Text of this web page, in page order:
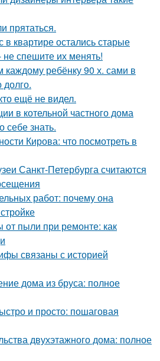
прятаться.
в квартире остались старые
не спешите их менять!
каждому ребёнку 90 х. сами в
ещё не видел.
в котельной частного дома
себе знать.
Кирова: что посмотреть в
Санкт-Петербурга считаются
работ: почему она
пыли при ремонте: как
связаны с историей
дома из бруса: полное
и просто: пошаговая
двухэтажного дома: полное